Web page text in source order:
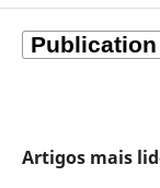
Artigos mais